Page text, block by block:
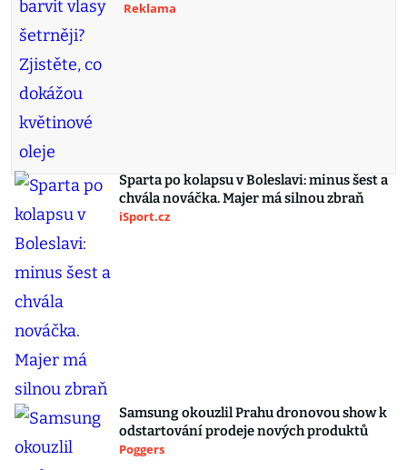
Reklama
Sparta po kolapsu v Boleslavi: minus šest a
chvála nováčka. Majer má silnou zbraň
iSport.cz
Samsung okouzlil Prahu dronovou show k
odstartování prodeje nových produktů
Poggers